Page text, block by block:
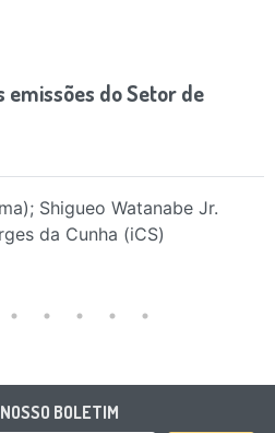
emissões do Setor de
Shigueo Watanabe Jr.
da Cunha (iCS)
BOLETIM